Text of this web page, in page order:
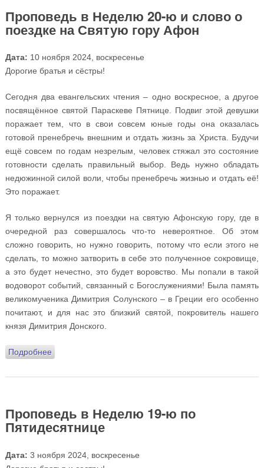
Проповедь в Неделю 20-ю и слово о
поездке на Святую гору Афон
Дата: 10 ноября 2024, воскресенье
Дорогие братья и сёстры!
Сегодня два евангельских чтения – одно воскресное, а другое
посвящённое святой Параскеве Пятнице. Подвиг этой девушки
поражает тем, что в свои совсем юные годы она оказалась
готовой пренебречь внешним и отдать жизнь за Христа. Будучи
ещё совсем по годам незрелым, человек стяжал это состояние
готовности сделать правильный выбор. Ведь нужно обладать
недюжинной силой воли, чтобы пренебречь жизнью и отдать её!
Это поражает.
Я только вернулся из поездки на святую Афонскую гору, где в
очередной раз совершалось что-то невероятное. Об этом
сложно говорить, но нужно говорить, потому что если этого не
сделать, то можно затворить в себе это полученное сокровище,
а это будет нечестно, это будет воровство. Мы попали в такой
водоворот событий, связанный с Богослужениями! Была память
великомученика Димитрия Солунского – в Греции его особенно
почитают, и для нас это близкий святой, покровитель нашего
князя Димитрия Донского.
Подробнеео Проповедь в Неделю 20-ю и слово о поездке на
Проповедь в Неделю 19-ю по
Пятидесятнице
Дата: 3 ноября 2024, воскресенье